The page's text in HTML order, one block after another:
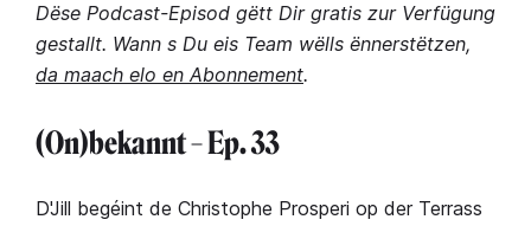
Dëse Podcast-Episod gëtt Dir gratis zur Verfügung
gestallt. Wann s Du eis Team wëlls ënnerstëtzen,
da maach elo en Abonnement.
(On)bekannt – Ep. 33
D'Jill begéint de Christophe Prosperi op der Terrass